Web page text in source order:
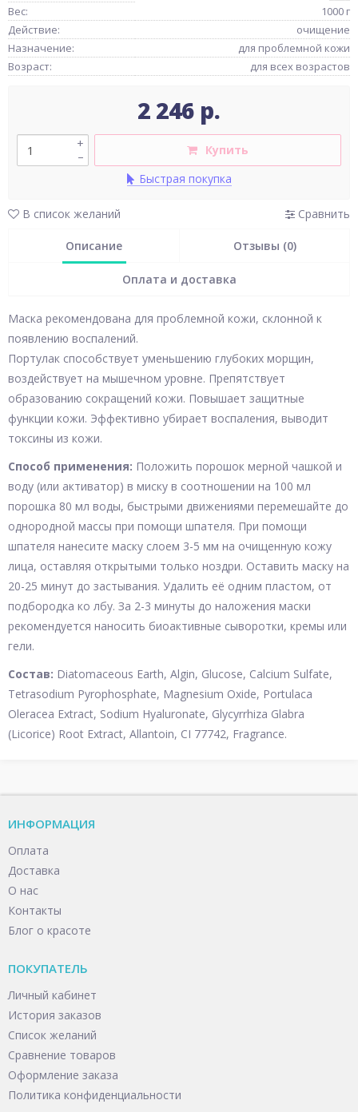
Вес:
1000 г
Действие:
очищение
Назначение:
для проблемной кожи
Возраст:
для всех возрастов
2 246 р.
–
+
Купить
Быстрая покупка
В список желаний Сравнить
Описание Отзывы (0)
Оплата и доставка
Маска рекомендована для проблемной кожи, склонной к
появлению воспалений.
Портулак способствует уменьшению глубоких морщин,
воздействует на мышечном уровне. Препятствует
образованию сокращений кожи. Повышает защитные
функции кожи. Эффективно убирает воспаления, выводит
токсины из кожи.
Способ применения: Положить порошок мерной чашкой и
воду (или активатор) в миску в соотношении на 100 мл
порошка 80 мл воды, быстрыми движениями перемешайте до
однородной массы при помощи шпателя. При помощи
шпателя нанесите маску слоем 3-5 мм на очищенную кожу
лица, оставляя открытыми только ноздри. Оставить маску на
20-25 минут до застывания. Удалить её одним пластом, от
подбородка ко лбу. За 2-3 минуты до наложения маски
рекомендуется наносить биоактивные сыворотки, кремы или
гели.
Состав: Diatomaceous Earth, Algin, Glucose, Calcium Sulfate,
Tetrasodium Pyrophosphate, Magnesium Oxide, Portulaca
Oleracea Extract, Sodium Hyaluronate, Glycyrrhiza Glabra
(Licorice) Root Extract, Allantoin, CI 77742, Fragrance.
ИНФОРМАЦИЯ
Оплата
Доставка
О нас
Контакты
Блог о красоте
ПОКУПАТЕЛЬ
Личный кабинет
История заказов
Список желаний
Сравнение товаров
Оформление заказа
Политика конфиденциальности